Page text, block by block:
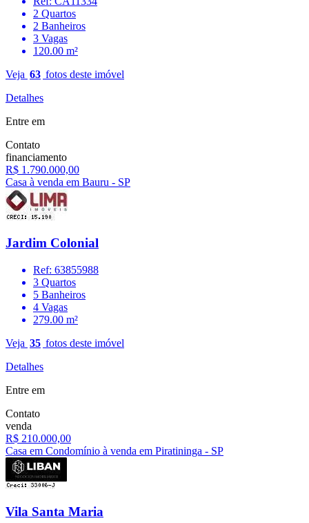
2 Quartos
2 Banheiros
3 Vagas
120.00 m²
Veja 63 fotos deste imóvel
Detalhes
Entre em
Contato
financiamento
R$ 1.790.000,00
Casa à venda em Bauru - SP
Jardim Colonial
Ref: 63855988
3 Quartos
5 Banheiros
4 Vagas
279.00 m²
Veja 35 fotos deste imóvel
Detalhes
Entre em
Contato
venda
R$ 210.000,00
Casa em Condomínio à venda em Piratininga - SP
Vila Santa Maria